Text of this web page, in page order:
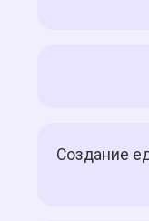
Создание